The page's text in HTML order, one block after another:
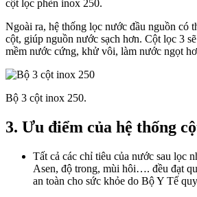
cột lọc phèn inox 250.
Ngoài ra, hệ thống lọc nước đầu nguồn có
cột, giúp nguồn nước sạch hơn. Cột lọc 3
mềm nước cứng, khử vôi, làm nước ngọt
Bộ 3 cột inox 250.
3. Ưu điểm của hệ thống
Tất cả các chỉ tiêu của nước sau lọc
Asen, độ trong, mùi hôi…. đều đạt
an toàn cho sức khỏe do Bộ Y Tế